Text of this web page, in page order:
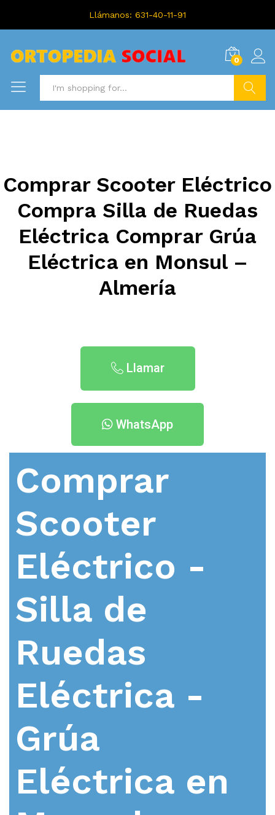
Llámanos: 631-40-11-91
0
Comprar Scooter Eléctrico
Compra Silla de Ruedas
Eléctrica Comprar Grúa
Eléctrica en Monsul –
Almería
Llamar
WhatsApp
Comprar
Scooter
Eléctrico -
Silla de
Ruedas
Eléctrica -
Grúa
Eléctrica en